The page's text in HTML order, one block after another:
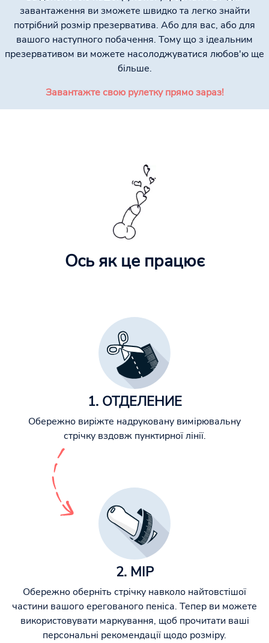
завантаження ви зможете швидко та легко знайти
потрібний розмір презерватива. Або для вас, або для
вашого наступного побачення. Тому що з ідеальним
презервативом ви можете насолоджуватися любов'ю ще
більше.
Завантажте свою рулетку прямо зараз!
Ось як це працює
1. ОТДЕЛЕНИЕ
Обережно виріжте надруковану вимірювальну
стрічку вздовж пунктирної лінії.
2. МІР
Обережно оберніть стрічку навколо найтовстішої
частини вашого ерегованого пеніса. Тепер ви можете
використовувати маркування, щоб прочитати ваші
персональні рекомендації щодо розміру.